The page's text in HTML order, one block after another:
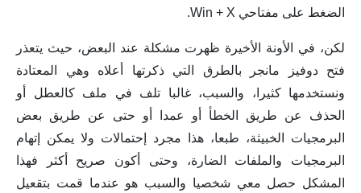
الضغط على مفتاحي Win + X.
لكن، في الأونة الأخيرة ظهرت مشكلة عند البعض، حيث يتعذر
فتح دوفيز مانجر بالطرق التي ذكرتها أعلاه وهي المعتادة
ونستخدمها كثيرا، والسبب، غالبا تلف في ملف كالعطل أو
الحذف عن طريق الخطأ أو عمدا أو حتى عن طريق بعض
البرمجيات الخبيثة، طبعا، هذا مجرد إحتمالات ولا يمكن إتهام
البرمجيات والملفات الضارة، وحتى أكون صريح أكثر فهذا
المشكل حصل معي شخصيا والسبب هو عندما قمت بتقعيل